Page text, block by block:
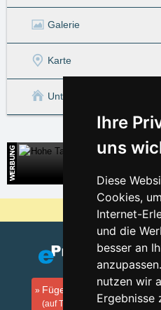
Ihre
uns
Diese
Cookies,
Internet-
und die
besser an
nutzen wir
Ergebnisse
Galerie
Karte
Unterkunft in der
Warum sind unsere
Fügen Sie Ihre Unterkunft
(auf Tschechisch)